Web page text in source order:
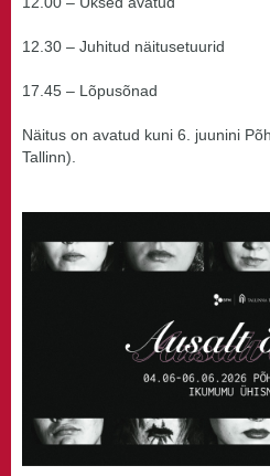
12.30 – Juhitud näitusetuurid
17.45 – Lõpusõnad
Näitus on avatud kuni 6. juunini
Tallinn).